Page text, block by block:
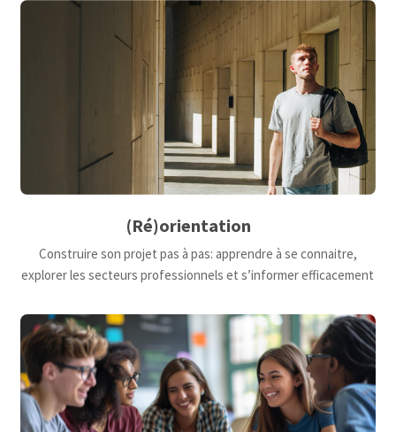
(Ré)orientation
Construire son projet pas à pas: apprendre à se connaitre,
explorer les secteurs professionnels et s’informer efficacement